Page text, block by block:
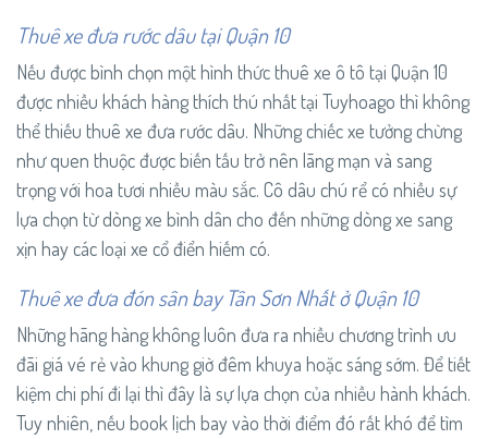
Thuê xe đưa rước dâu tại Quận 10
Nếu được bình chọn một hình thức thuê xe ô tô tại Quận 10
được nhiều khách hàng thích thú nhất tại Tuyhoago thì không
thể thiếu thuê xe đưa rước dâu. Những chiếc xe tưởng chừng
như quen thuộc được biến tấu trở nên lãng mạn và sang
trọng với hoa tươi nhiều màu sắc. Cô dâu chú rể có nhiều sự
lựa chọn từ dòng xe bình dân cho đến những dòng xe sang
xịn hay các loại xe cổ điển hiếm có.
Thuê xe đưa đón sân bay Tân Sơn Nhất ở Quận 10
Những hãng hàng không luôn đưa ra nhiều chương trình ưu
đãi giá vé rẻ vào khung giờ đêm khuya hoặc sáng sớm. Để tiết
kiệm chi phí đi lại thì đây là sự lựa chọn của nhiều hành khách.
Tuy nhiên, nếu book lịch bay vào thời điểm đó rất khó để tìm